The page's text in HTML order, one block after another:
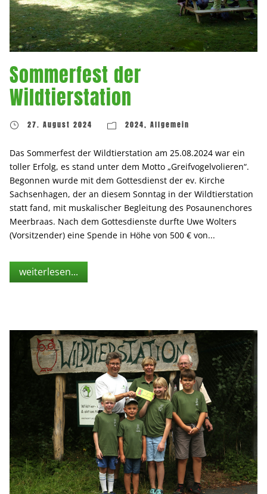
Sommerfest der
Wildtierstation
27. August 2024 2024, Allgemein
Das Sommerfest der Wildtierstation am 25.08.2024 war ein
toller Erfolg, es stand unter dem Motto „Greifvogelvolieren“.
Begonnen wurde mit dem Gottesdienst der ev. Kirche
Sachsenhagen, der an diesem Sonntag in der Wildtierstation
statt fand, mit muskalischer Begleitung des Posaunenchores
Meerbraas. Nach dem Gottesdienste durfte Uwe Wolters
(Vorsitzender) eine Spende in Höhe von 500 € von...
weiterlesen...